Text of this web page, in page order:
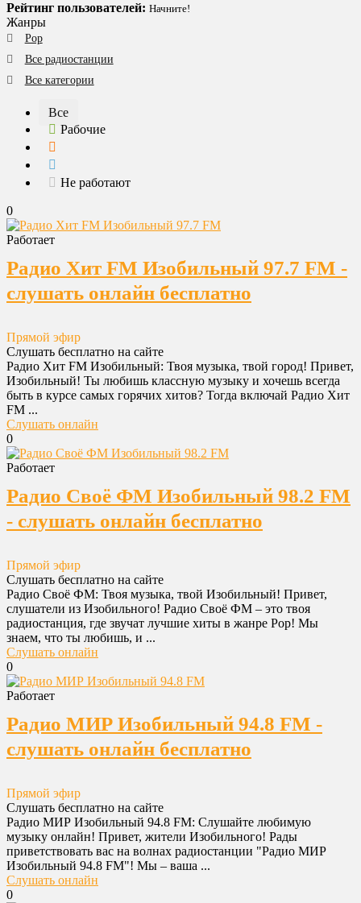
Рейтинг пользователей: Начните!
Жанры
Pop
Все радиостанции
Все категории
Все
Рабочие
Не работают
0
Работает
Радио Хит FM Изобильный 97.7 FM -
слушать онлайн бесплатно
Прямой эфир
Слушать бесплатно на сайте
Радио Хит FM Изобильный: Твоя музыка, твой город! Привет,
Изобильный! Ты любишь классную музыку и хочешь всегда
быть в курсе самых горячих хитов? Тогда включай Радио Хит
FM ...
Слушать онлайн
0
Работает
Радио Своё ФМ Изобильный 98.2 FM
- слушать онлайн бесплатно
Прямой эфир
Слушать бесплатно на сайте
Радио Своё ФМ: Твоя музыка, твой Изобильный! Привет,
слушатели из Изобильного! Радио Своё ФМ – это твоя
радиостанция, где звучат лучшие хиты в жанре Pop! Мы
знаем, что ты любишь, и ...
Слушать онлайн
0
Работает
Радио МИР Изобильный 94.8 FM -
слушать онлайн бесплатно
Прямой эфир
Слушать бесплатно на сайте
Радио МИР Изобильный 94.8 FM: Слушайте любимую
музыку онлайн! Привет, жители Изобильного! Рады
приветствовать вас на волнах радиостанции "Радио МИР
Изобильный 94.8 FM"! Мы – ваша ...
Слушать онлайн
0